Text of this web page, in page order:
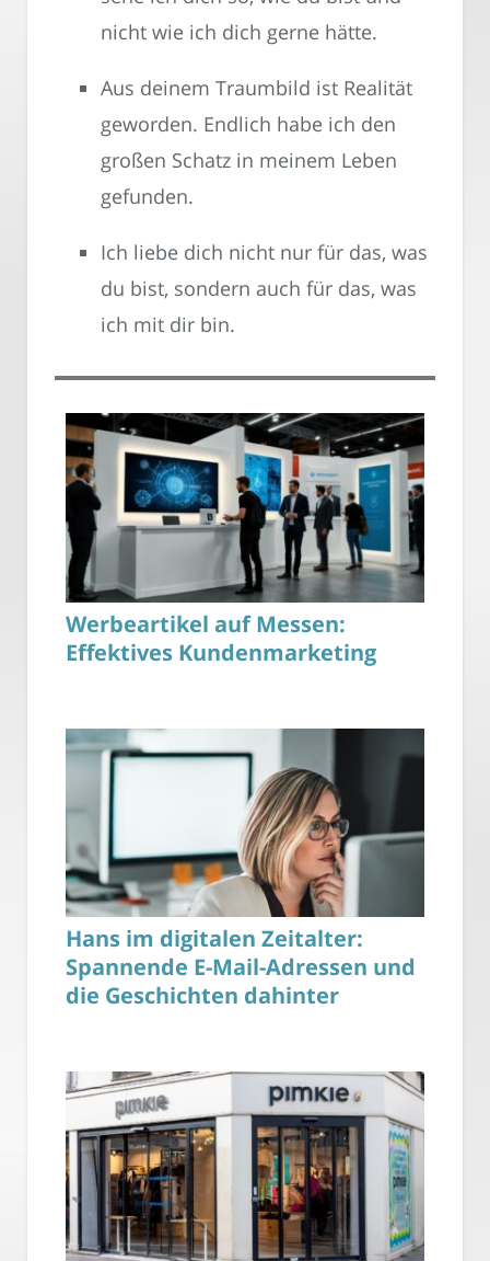
nicht wie ich dich gerne hätte.
Aus deinem Traumbild ist Realität
geworden. Endlich habe ich den
großen Schatz in meinem Leben
gefunden.
Ich liebe dich nicht nur für das, was
du bist, sondern auch für das, was
ich mit dir bin.
Werbeartikel auf Messen:
Effektives Kundenmarketing
Hans im digitalen Zeitalter:
Spannende E-Mail-Adressen und
die Geschichten dahinter